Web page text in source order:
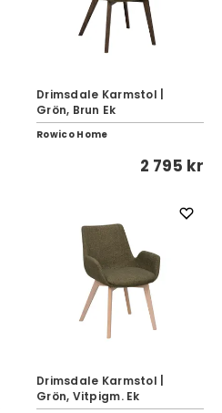
Drimsdale Karmstol |
Grön, Brun Ek
Rowico Home
2 795 kr
Drimsdale Karmstol |
Grön, Vitpigm. Ek